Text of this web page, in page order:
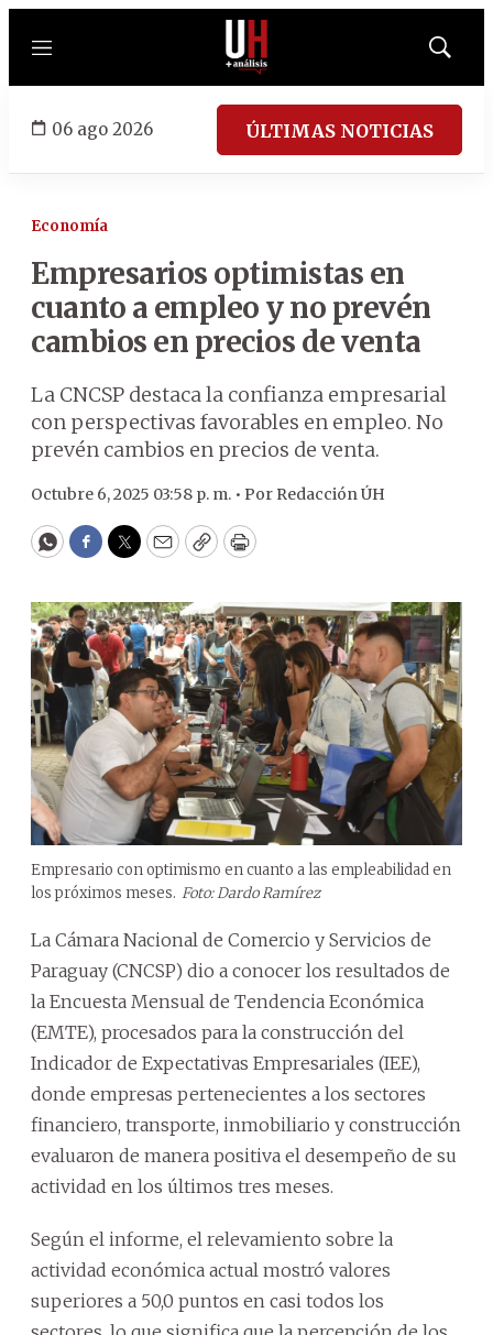
Menú
Mostrar
06 ago 2026 ÚLTIMAS NOTICIAS
Economía
Empresarios optimistas en
cuanto a empleo y no prevén
cambios en precios de venta
La CNCSP destaca la confianza empresarial
con perspectivas favorables en empleo. No
prevén cambios en precios de venta.
Octubre 6, 2025 03:58 p. m. • Por Redacción ÚH
WhatsApp
Facebook
Twitter
EmailCopyPrint
Empresario con optimismo en cuanto a las empleabilidad en
los próximos meses. Foto: Dardo Ramírez
La Cámara Nacional de Comercio y Servicios de
Paraguay (CNCSP) dio a conocer los resultados de
la Encuesta Mensual de Tendencia Económica
(EMTE), procesados para la construcción del
Indicador de Expectativas Empresariales (IEE),
donde empresas pertenecientes a los sectores
financiero, transporte, inmobiliario y construcción
evaluaron de manera positiva el desempeño de su
actividad en los últimos tres meses.
Según el informe, el relevamiento sobre la
actividad económica actual mostró valores
superiores a 50,0 puntos en casi todos los